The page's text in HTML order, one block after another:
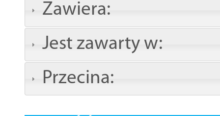
Zawiera:
Jest zawarty w:
Przecina: